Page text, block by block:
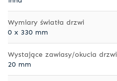
Wymiary światła drzwi
0 x 330 mm
Wystające zawiasy/okucia drzwi
20 mm